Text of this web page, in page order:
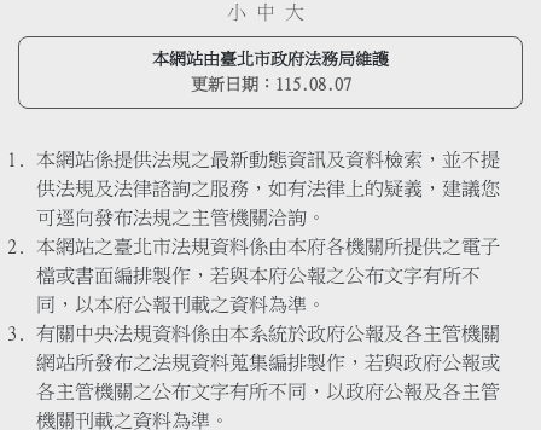
小 中 大
本網站由臺北市政府法務局維護
更新日期： 115.08.07
本網站係提供法規之最新動態資訊及資料檢索，並不提
供法規及法律諮詢之服務，如有法律上的疑義，建議您
可逕向發布法規之主管機關洽詢。
本網站之臺北市法規資料係由本府各機關所提供之電子
檔或書面編排製作，若與本府公報之公布文字有所不
同，以本府公報刊載之資料為準。
有關中央法規資料係由本系統於政府公報及各主管機關
網站所發布之法規資料蒐集編排製作，若與政府公報或
各主管機關之公布文字有所不同，以政府公報及各主管
機關刊載之資料為準。